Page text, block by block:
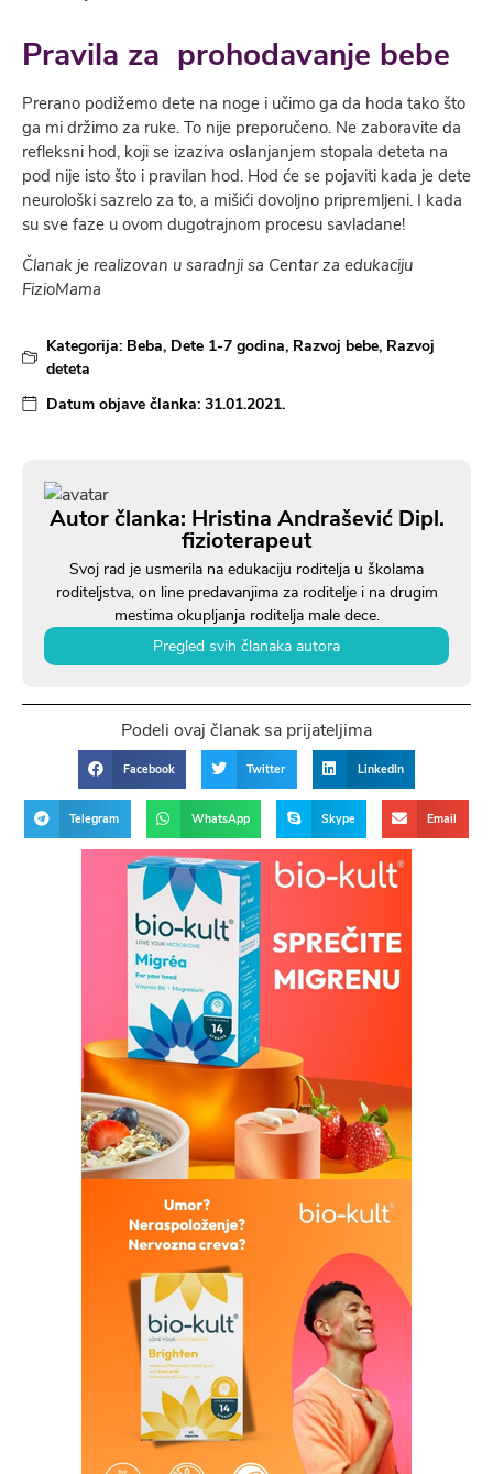
Pravila za prohodavanje bebe
Prerano podižemo dete na noge i učimo ga da hoda tako što
ga mi držimo za ruke. To nije preporučeno. Ne zaboravite da
refleksni hod, koji se izaziva oslanjanjem stopala deteta na
pod nije isto što i pravilan hod. Hod će se pojaviti kada je dete
neurološki sazrelo za to, a mišići dovoljno pripremljeni. I kada
su sve faze u ovom dugotrajnom procesu savladane!
Članak je realizovan u saradnji sa Centar za edukaciju
FizioMama
Kategorija: Beba, Dete 1-7 godina, Razvoj bebe, Razvoj
deteta
Datum objave članka: 31.01.2021.
Autor članka: Hristina Andrašević Dipl.
fizioterapeut
Svoj rad je usmerila na edukaciju roditelja u školama
roditeljstva, on line predavanjima za roditelje i na drugim
mestima okupljanja roditelja male dece.
Pregled svih članaka autora
Podeli ovaj članak sa prijateljima
Facebook Twitter LinkedIn
Telegram WhatsApp Skype Email